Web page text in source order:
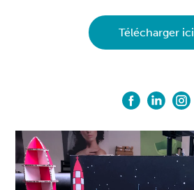
Télécharger ici